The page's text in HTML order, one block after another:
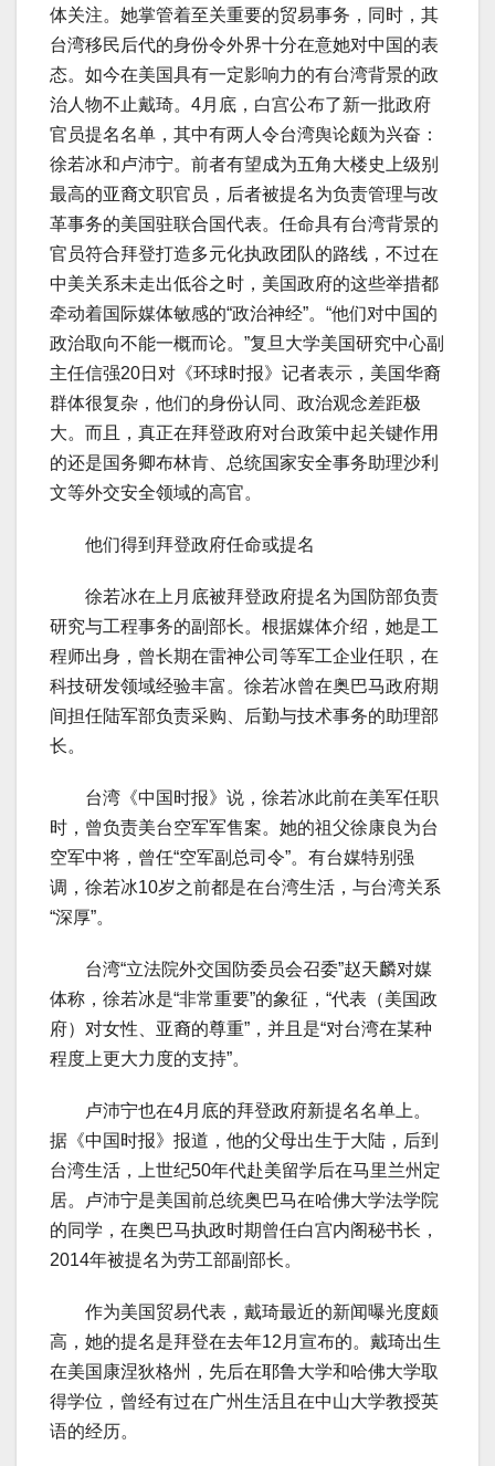
体关注。她掌管着至关重要的贸易事务，同时，其
台湾移民后代的身份令外界十分在意她对中国的表
态。如今在美国具有一定影响力的有台湾背景的政
治人物不止戴琦。4月底，白宫公布了新一批政府
官员提名名单，其中有两人令台湾舆论颇为兴奋：
徐若冰和卢沛宁。前者有望成为五角大楼史上级别
最高的亚裔文职官员，后者被提名为负责管理与改
革事务的美国驻联合国代表。任命具有台湾背景的
官员符合拜登打造多元化执政团队的路线，不过在
中美关系未走出低谷之时，美国政府的这些举措都
牵动着国际媒体敏感的“政治神经”。“他们对中国的
政治取向不能一概而论。”复旦大学美国研究中心副
主任信强20日对《环球时报》记者表示，美国华裔
群体很复杂，他们的身份认同、政治观念差距极
大。而且，真正在拜登政府对台政策中起关键作用
的还是国务卿布林肯、总统国家安全事务助理沙利
文等外交安全领域的高官。
他们得到拜登政府任命或提名
徐若冰在上月底被拜登政府提名为国防部负责
研究与工程事务的副部长。根据媒体介绍，她是工
程师出身，曾长期在雷神公司等军工企业任职，在
科技研发领域经验丰富。徐若冰曾在奥巴马政府期
间担任陆军部负责采购、后勤与技术事务的助理部
长。
台湾《中国时报》说，徐若冰此前在美军任职
时，曾负责美台空军军售案。她的祖父徐康良为台
空军中将，曾任“空军副总司令”。有台媒特别强
调，徐若冰10岁之前都是在台湾生活，与台湾关系
“深厚”。
台湾“立法院外交国防委员会召委”赵天麟对媒
体称，徐若冰是“非常重要”的象征，“代表（美国政
府）对女性、亚裔的尊重”，并且是“对台湾在某种
程度上更大力度的支持”。
卢沛宁也在4月底的拜登政府新提名名单上。
据《中国时报》报道，他的父母出生于大陆，后到
台湾生活，上世纪50年代赴美留学后在马里兰州定
居。卢沛宁是美国前总统奥巴马在哈佛大学法学院
的同学，在奥巴马执政时期曾任白宫内阁秘书长，
2014年被提名为劳工部副部长。
作为美国贸易代表，戴琦最近的新闻曝光度颇
高，她的提名是拜登在去年12月宣布的。戴琦出生
在美国康涅狄格州，先后在耶鲁大学和哈佛大学取
得学位，曾经有过在广州生活且在中山大学教授英
语的经历。